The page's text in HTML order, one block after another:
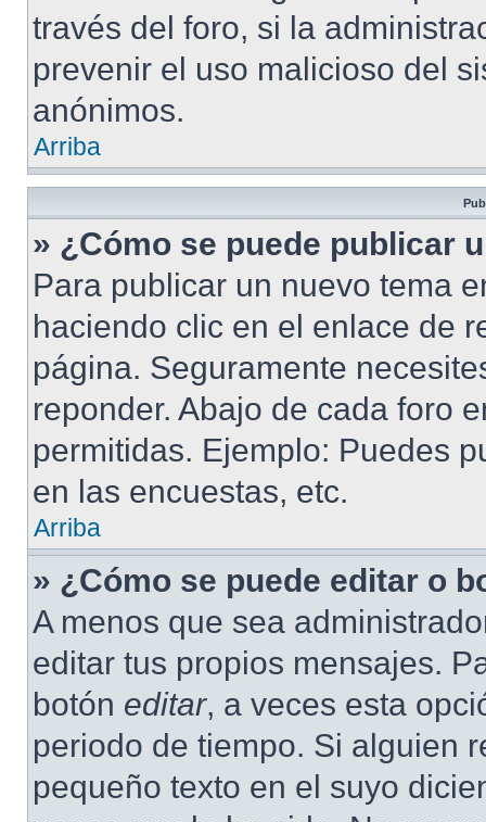
través del foro, si la
prevenir el uso malicioso del
anónimos.
Arriba
» ¿Cómo se puede publicar
Para publicar un nuevo tema
haciendo clic en el enlace de
página. Seguramente
reponder. Abajo de cada foro
permitidas. Ejemplo: Puedes
en las encuestas, etc.
Arriba
» ¿Cómo se puede editar o
A menos que sea
editar tus propios mensajes.
botón editar, a veces esta
periodo de tiempo. Si alguien
pequeño texto en el suyo